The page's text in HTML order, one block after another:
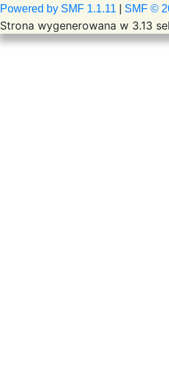
Powered by SMF 1.1.11 SMF ©
Strona wygenerowana w 3.13